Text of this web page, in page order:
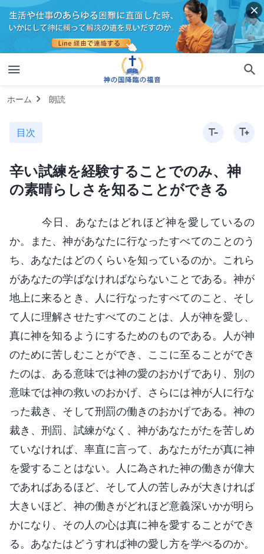
ホーム 朗読
目次
辛い試練を経験することでのみ、神
の素晴らしさを知ることができる
今日、あなたはどれほど神を愛しているの
か。また、神があなたに行なったすべてのことのう
ち、あなたはどのくらいを知っているのか。これら
があなたの学ばなければならないことである。神が
地上に来るとき、人に行なったすべてのこと、そし
て人に理解させたすべてのことは、人が神を愛し、
真に神を知るようにするためのものである。人が神
のために苦しむことができ、ここに至ることができ
たのは、ある意味では神の愛のおかげであり、別の
意味では神の救いのおかげ、さらには神が人に行な
った裁き、そして刑罰の働きのおかげである。神の
裁き、刑罰、試練がなく、神があなたがたを苦しめ
ていなければ、率直に言って、あなたがたが真に神
を愛することはない。人に為された神の働きが偉大
であればあるほど、そして人の苦しみが大きければ
大きいほど、神の働きがどれほど意義深いかが明ら
かになり、その人の心は真に神を愛することができ
る。あなたはどうすれば神の愛し方を学べるのか。